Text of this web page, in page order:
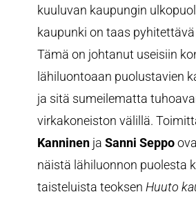
kuuluvan kaupungin
kaupunki on taas
Tämä on johtanut useisiin
lähiluontoaan puolustavien
ja sitä sumeilematta
virkakoneiston välillä.
Kanninenja Sanni Seppo
näistä lähiluonnon puolesta
taisteluista teoksen Huuto